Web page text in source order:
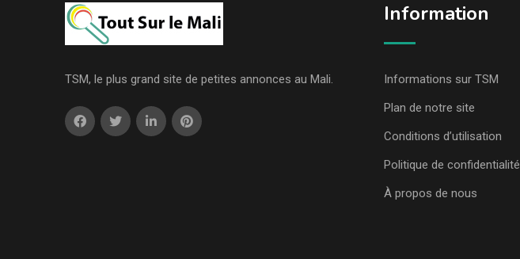
TSM, le plus grand site de petites annonces au Mali.
Information
Informations sur TSM
Plan de notre site
Conditions d’utilisation
Politique de confidentialité
À propos de nous